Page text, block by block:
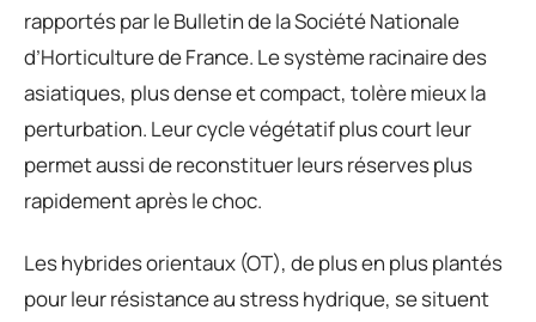
rapportés par le Bulletin de la Société Nationale
d’Horticulture de France. Le système racinaire des
asiatiques, plus dense et compact, tolère mieux la
perturbation. Leur cycle végétatif plus court leur
permet aussi de reconstituer leurs réserves plus
rapidement après le choc.
Les hybrides orientaux (OT), de plus en plus plantés
pour leur résistance au stress hydrique, se situent